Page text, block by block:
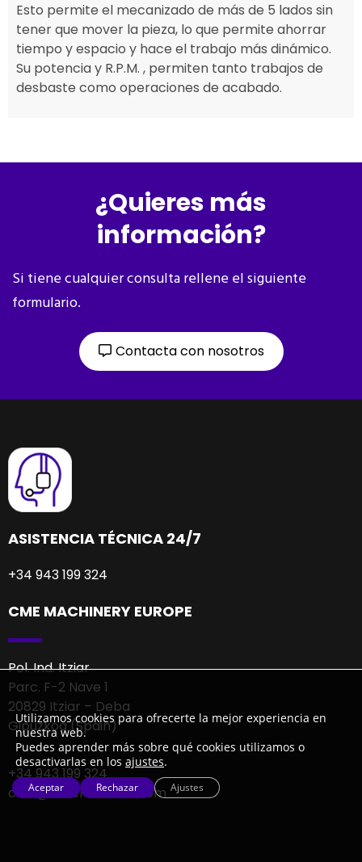
Esto permite el mecanizado de más de 5 lados sin
tener que mover la pieza, lo que permite ahorrar
tiempo y espacio y hace el trabajo más dinámico.
Su potencia y R.P.M. , permiten tanto trabajos de
desbaste como operaciones de acabado.
¿Quieres más
información?
Si tiene cualquier consulta rellene el siguiente
formulario.
Contacta con nosotros
ASISTENCIA TÉCNICA 24/7
+34 943 199 324
CME MACHINERY EUROPE
Pol. Ind. Itziar
Parc. F-2 Nave 1
20829 Itziar – Deba
Gipuzkoa (Spain)
+34 943 199 324
cme@cmemachine.com
Utilizamos cookies para ofrecerte la mejor experiencia en
nuestra web.
Puedes aprender más sobre qué cookies utilizamos o
desactivarlas en los ajustes.
Aceptar Rechazar Ajustes